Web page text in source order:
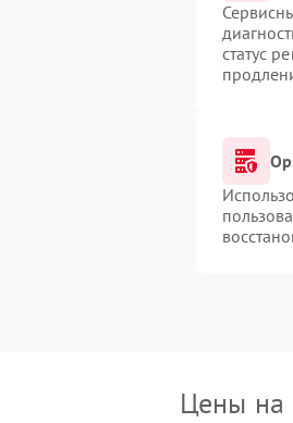
статус
Цены на